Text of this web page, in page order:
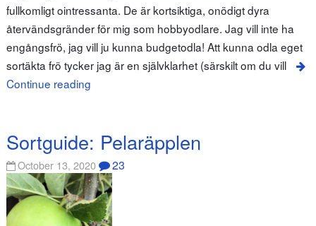
fullkomligt ointressanta. De är kortsiktiga, onödigt dyra
återvändsgränder för mig som hobbyodlare. Jag vill inte ha
engångsfrö, jag vill ju kunna budgetodla! Att kunna odla eget
sortäkta frö tycker jag är en självklarhet (särskilt om du vill
Continue reading
Sortguide: Pelaräpplen
October 13, 2020 23